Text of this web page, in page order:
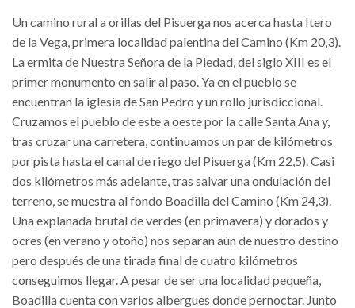
Un camino rural a orillas del Pisuerga nos acerca hasta Itero
de la Vega, primera localidad palentina del Camino (Km 20,3).
La ermita de Nuestra Señora de la Piedad, del siglo XIII es el
primer monumento en salir al paso. Ya en el pueblo se
encuentran la iglesia de San Pedro y un rollo jurisdiccional.
Cruzamos el pueblo de este a oeste por la calle Santa Ana y,
tras cruzar una carretera, continuamos un par de kilómetros
por pista hasta el canal de riego del Pisuerga (Km 22,5). Casi
dos kilómetros más adelante, tras salvar una ondulación del
terreno, se muestra al fondo Boadilla del Camino (Km 24,3).
Una explanada brutal de verdes (en primavera) y dorados y
ocres (en verano y otoño) nos separan aún de nuestro destino
pero después de una tirada final de cuatro kilómetros
conseguimos llegar. A pesar de ser una localidad pequeña,
Boadilla cuenta con varios albergues donde pernoctar. Junto